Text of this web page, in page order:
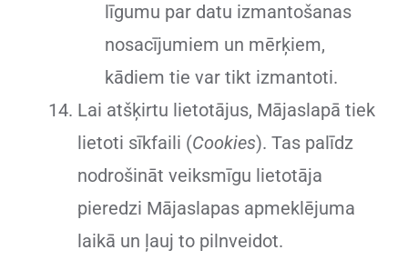
līgumu par datu izmantošanas
nosacījumiem un mērķiem,
kādiem tie var tikt izmantoti.
Lai atšķirtu lietotājus, Mājaslapā tiek
lietoti sīkfaili (Cookies). Tas palīdz
nodrošināt veiksmīgu lietotāja
pieredzi Mājaslapas apmeklējuma
laikā un ļauj to pilnveidot.